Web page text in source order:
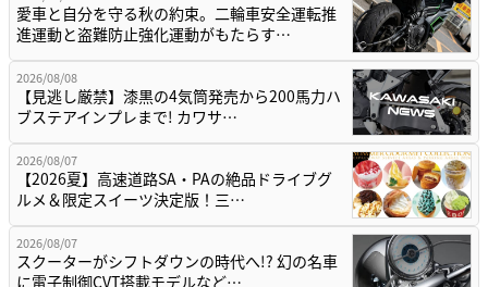
愛車と自分を守る秋の約束。二輪車安全運転推
進運動と盗難防止強化運動がもたらす…
2026/08/08
【見逃し厳禁】漆黒の4気筒発売から200馬力ハ
ブステアインプレまで! カワサ…
2026/08/07
【2026夏】高速道路SA・PAの絶品ドライブグ
ルメ＆限定スイーツ決定版！三…
2026/08/07
スクーターがシフトダウンの時代へ!? 幻の名車
に電子制御CVT搭載モデルなど…